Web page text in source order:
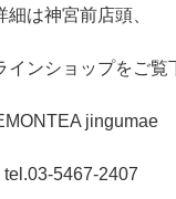
細は神宮前店頭、
インショップをご覧
jingumae
tel.03-5467-2407